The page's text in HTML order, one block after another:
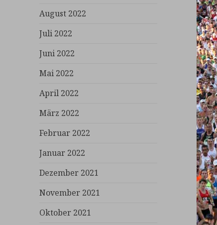
August 2022
Juli 2022
Juni 2022
Mai 2022
April 2022
März 2022
Februar 2022
Januar 2022
Dezember 2021
November 2021
Oktober 2021